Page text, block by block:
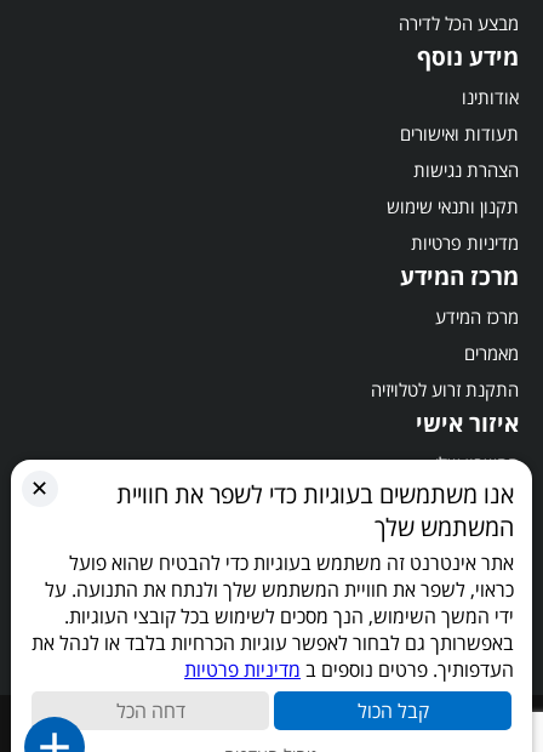
מבצע הכל לדירה
מידע נוסף
אודותינו
תעודות ואישורים
הצהרת נגישות
תקנון ותנאי שימוש
מדיניות פרטיות
מרכז המידע
מרכז המידע
מאמרים
התקנת זרוע לטלויזיה
איזור אישי
החשבון שלי
סל קניות
תשלום
הישארו מעודכנים
כל הזכויות שמורות © 2026
✕
אנו משתמשים בעוגיות כדי לשפר את חוויית
המשתמש שלך
אתר אינטרנט זה משתמש בעוגיות כדי להבטיח שהוא פועל
כראוי, לשפר את חוויית המשתמש שלך ולנתח את התנועה. על
ידי המשך השימוש, הנך מסכים לשימוש בכל קובצי העוגיות.
באפשרותך גם לבחור לאפשר עוגיות הכרחיות בלבד או לנהל את
העדפותיך. פרטים נוספים ב מדיניות פרטיות
קבל הכול
דחה הכל